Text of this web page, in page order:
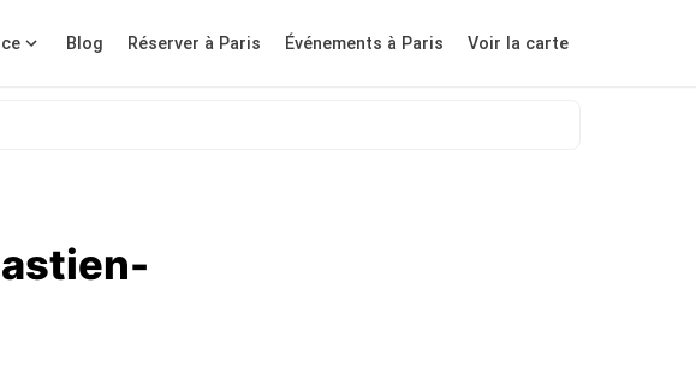
Blog Réserver à Paris Événements à Paris Voir la carte